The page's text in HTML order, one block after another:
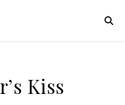
Kiss